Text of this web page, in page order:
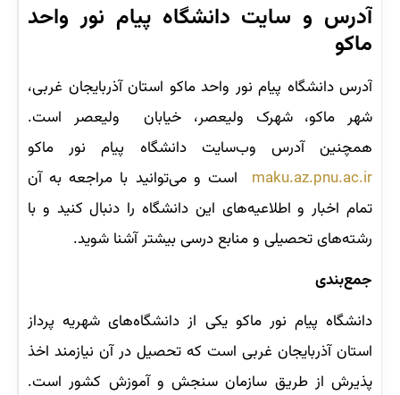
آدرس و سایت دانشگاه پیام نور واحد
ماکو
آدرس دانشگاه پیام نور واحد ماکو استان آذربایجان غربی،
شهر ماکو، شهرک ولیعصر، خیابان ولیعصر است.
همچنین آدرس وب‌سایت دانشگاه پیام نور ماکو
maku.az.pnu.ac.ir است و می‌توانید با مراجعه به آن
تمام اخبار و اطلاعیه‌های این دانشگاه را دنبال کنید و با
رشته‌های تحصیلی و منابع درسی بیشتر آشنا شوید.
جمع‌بندی
دانشگاه پیام نور ماکو یکی از دانشگاه‌های شهریه پرداز
استان آذربایجان غربی است که تحصیل در آن نیازمند اخذ
پذیرش از طریق سازمان سنجش و آموزش کشور است.